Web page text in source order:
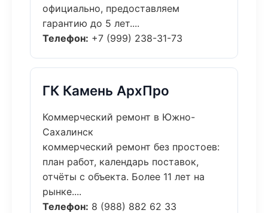
официально, предоставляем
гарантию до 5 лет....
Телефон: +7 (999) 238-31-73
ГК Камень АрхПро
Коммерческий ремонт в Южно-
Сахалинск
коммерческий ремонт без простоев:
план работ, календарь поставок,
отчёты с объекта. Более 11 лет на
рынке....
Телефон: 8 (988) 882 62 33